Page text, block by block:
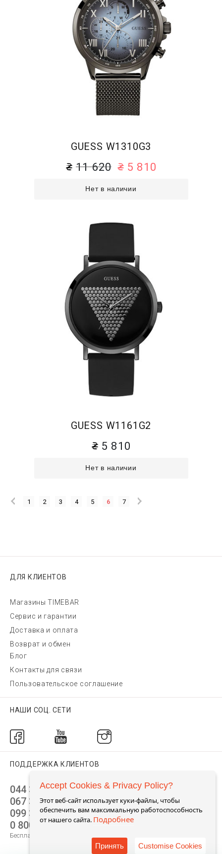
GUESS W1310G3
11 620 5 810
Нет в наличии
GUESS W1161G2
5 810
Нет в наличии
1 2 3 4 5 6 7
ДЛЯ КЛИЕНТОВ
Магазины TIMEBAR
Сервис и гарантии
Доставка и оплата
Возврат и обмен
Блог
Контакты для связи
Пользовательское соглашение
НАШИ СОЦ. СЕТИ
ПОДДЕРЖКА КЛИЕНТОВ
044 392 44 45
067 344 14 44 (viber)
099 399 23 80
0 800 305 805
Бесплатно по Украине
Accept Cookies & Privacy Policy?
Этот веб-сайт использует куки-файлы, чтобы
обеспечить вам максимальную работоспособность
от нашего сайта. Подробнее
Принять Customise Cookies